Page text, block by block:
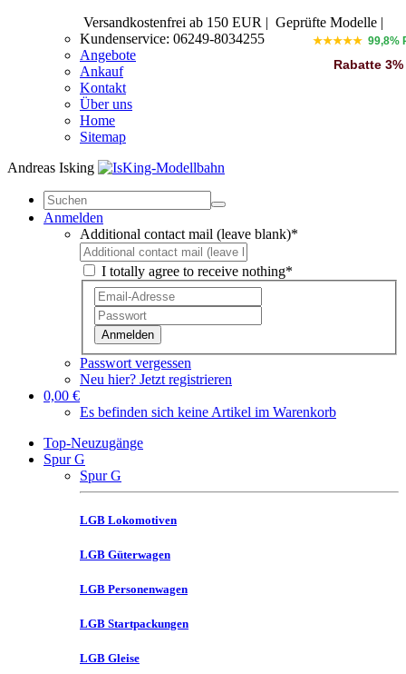
Versandkostenfrei ab 150 EUR | Geprüfte Modelle |
Kundenservice: 06249-8034255
Angebote
Ankauf
Kontakt
Über uns
Home
Sitemap
Andreas Isking
★★★★★ 99,8%
Rabatte 3%
Anmelden
Additional contact mail (leave blank)*
I totally agree to receive nothing*
Anmelden
Passwort vergessen
Neu hier? Jetzt registrieren
0,00 €
Es befinden sich keine Artikel im Warenkorb
Top-Neuzugänge
Spur G
Spur G
LGB Lokomotiven
LGB Güterwagen
LGB Personenwagen
LGB Startpackungen
LGB Gleise